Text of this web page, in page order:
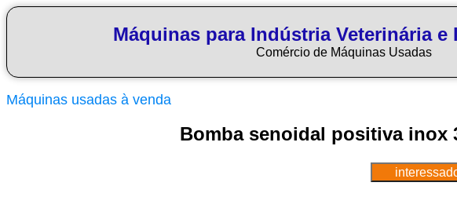
Máquinas para Indústria Veterinária e
Comércio de Máquinas Usadas
Máquinas usadas à venda
Bomba senoidal positiva inox